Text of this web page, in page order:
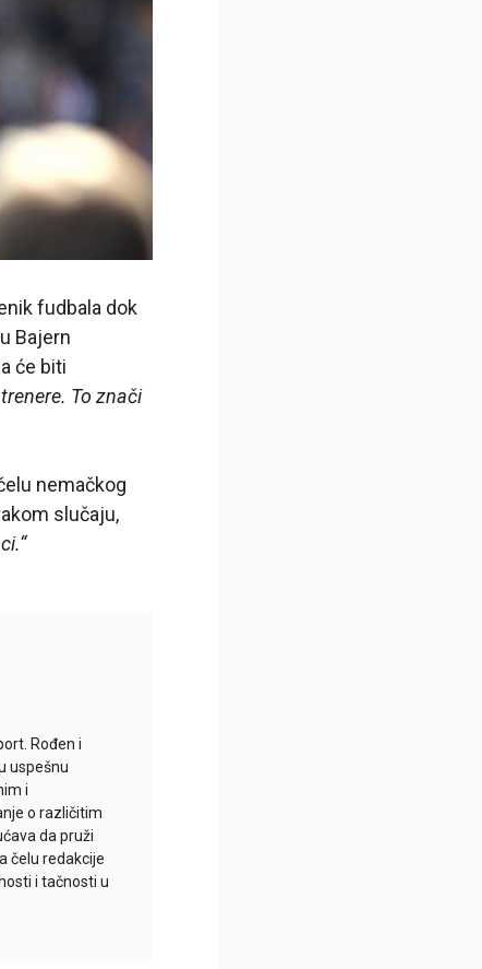
fudbala dok
Bajern
će biti
To znači
nemačkog
slučaju,
Rođen i
uspešnu
i
o različitim
da pruži
čelu redakcije
i tačnosti u